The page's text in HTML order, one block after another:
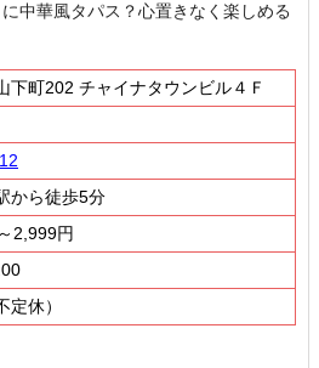
中華風タパス？心置きなく楽しめる
下町202 チャイナタウンビル４Ｆ
から徒歩5分
2,999円
定休）